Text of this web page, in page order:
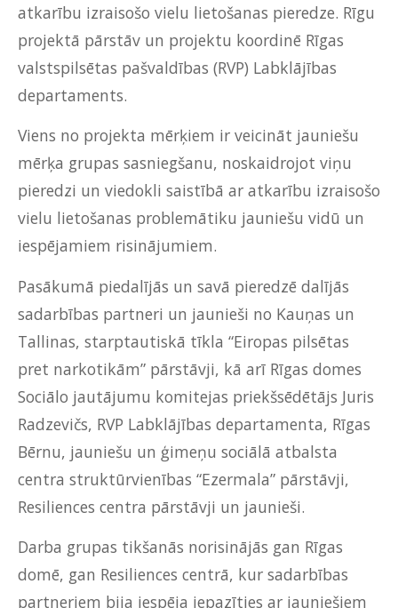
atkarību izraisošo vielu lietošanas pieredze. Rīgu
projektā pārstāv un projektu koordinē Rīgas
valstspilsētas pašvaldības (RVP) Labklājības
departaments.
Viens no projekta mērķiem ir veicināt jauniešu
mērķa grupas sasniegšanu, noskaidrojot viņu
pieredzi un viedokli saistībā ar atkarību izraisošo
vielu lietošanas problemātiku jauniešu vidū un
iespējamiem risinājumiem.
Pasākumā piedalījās un savā pieredzē dalījās
sadarbības partneri un jaunieši no Kauņas un
Tallinas, starptautiskā tīkla “Eiropas pilsētas
pret narkotikām” pārstāvji, kā arī Rīgas domes
Sociālo jautājumu komitejas priekšsēdētājs Juris
Radzevičs, RVP Labklājības departamenta, Rīgas
Bērnu, jauniešu un ģimeņu sociālā atbalsta
centra struktūrvienības “Ezermala” pārstāvji,
Resiliences centra pārstāvji un jaunieši.
Darba grupas tikšanās norisinājās gan Rīgas
domē, gan Resiliences centrā, kur sadarbības
partneriem bija iespēja iepazīties ar jauniešiem